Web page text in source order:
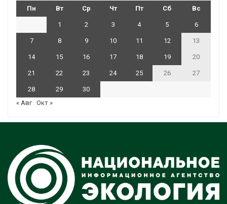
Пн Вт Ср Чт Пт Сб Вс
1 2 3 4 5 6
7 8 9 10 11 12 13
14 15 16 17 18 19 20
21 22 23 24 25 26 27
28 29
30
« Авг Окт »